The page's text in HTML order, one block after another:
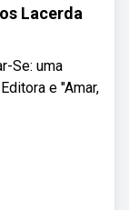
Lacerda
Se: uma
e "Amar,